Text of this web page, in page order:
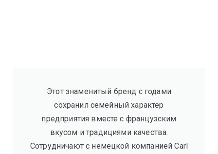
Этот знаменитый бренд с годами
сохранил семейный характер
предприятия вместе с французским
вкусом и традициями качества.
Сотрудничают с немецкой компанией Carl